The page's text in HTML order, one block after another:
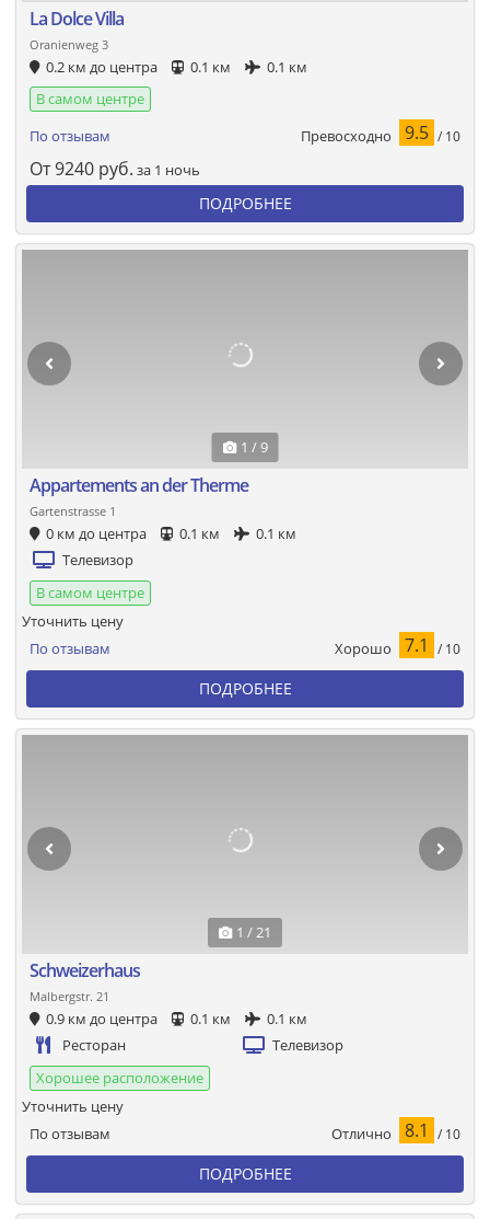
La Dolce Villa
Oranienweg 3
0.2 км до центра 0.1 км
0.1 км
В самом центре
По отзывам
Превосходно 9.5 / 10
От9240 руб. за 1 ночь
ПОДРОБНЕЕ
1 / 9
Appartements an der Therme
Gartenstrasse 1
0 км до центра 0.1 км
0.1 км
Телевизор
В самом центре
По отзывам Хорошо 7.1 / 10
Уточнить цену
ПОДРОБНЕЕ
1 / 21
Schweizerhaus
Malbergstr. 21
0.9 км до центра 0.1 км
0.1 км
Ресторан
Телевизор
Хорошее расположение
По отзывам Отлично 8.1 / 10
Уточнить цену
ПОДРОБНЕЕ